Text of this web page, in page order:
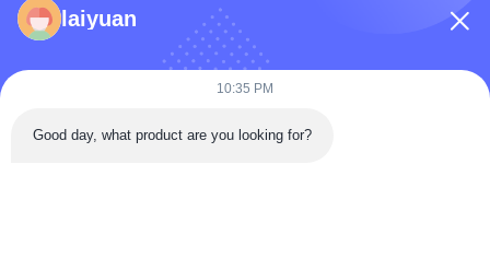
หน้าแรก
เกี่ยวกับเรา
laiyuan
10:35 PM
Good day, what product are you looking for?